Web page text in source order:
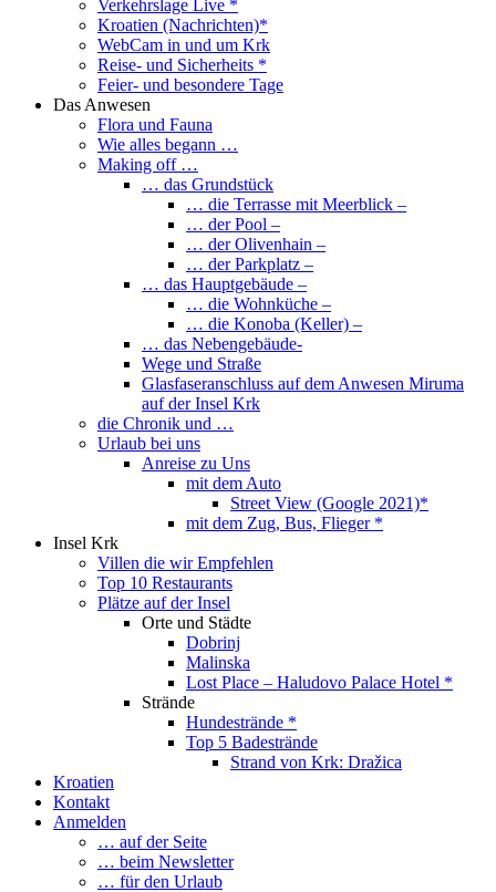
Verkehrslage Live *
Kroatien (Nachrichten)*
WebCam in und um Krk
Reise- und Sicherheits *
Feier- und besondere Tage
Das Anwesen
Flora und Fauna
Wie alles begann …
Making off …
… das Grundstück
… die Terrasse mit Meerblick –
… der Pool –
… der Olivenhain –
… der Parkplatz –
… das Hauptgebäude –
… die Wohnküche –
… die Konoba (Keller) –
… das Nebengebäude-
Wege und Straße
Glasfaseranschluss auf dem Anwesen Miruma
auf der Insel Krk
die Chronik und …
Urlaub bei uns
Anreise zu Uns
mit dem Auto
Street View (Google 2021)*
mit dem Zug, Bus, Flieger *
Insel Krk
Villen die wir Empfehlen
Top 10 Restaurants
Plätze auf der Insel
Orte und Städte
Dobrinj
Malinska
Lost Place – Haludovo Palace Hotel *
Strände
Hundestrände *
Top 5 Badestrände
Strand von Krk: Dražica
Kroatien
Kontakt
Anmelden
… auf der Seite
… beim Newsletter
… für den Urlaub